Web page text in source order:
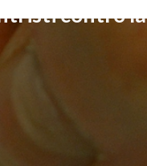
contro la